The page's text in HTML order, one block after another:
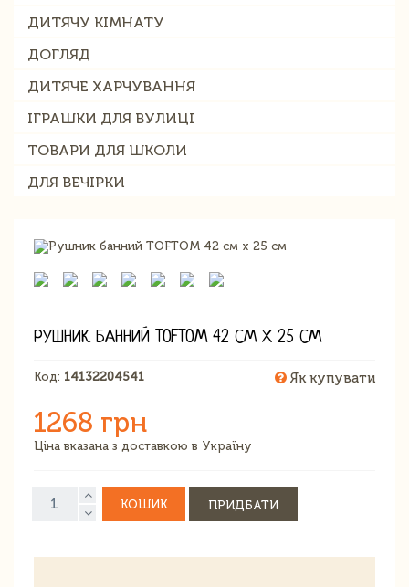
ДИТЯЧУ КІМНАТУ
ДОГЛЯД
ДИТЯЧЕ ХАРЧУВАННЯ
ІГРАШКИ ДЛЯ ВУЛИЦІ
ТОВАРИ ДЛЯ ШКОЛИ
ДЛЯ ВЕЧІРКИ
РУШНИК БАННИЙ TOFTOM 42 СМ Х 25 СМ
Код: 14132204541 Як купувати
1268 грн
Ціна вказана з доставкою в Україну
КОШИК ПРИДБАТИ